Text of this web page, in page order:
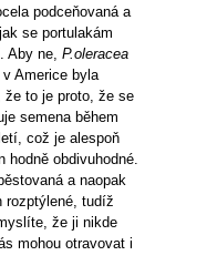
podceňovaná a
se portulakám
Aby ne, P.oleracea
Americe byla
že to je proto, že se
semena během
což je alespoň
obdivuhodné.
a naopak
rozptýlené, tudíž
že ji nikde
mohou otravovat i